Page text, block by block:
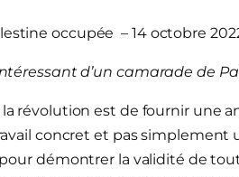
occupée – 14 octobre
d’un camarade de
révolution est de fournir une
concret et pas simplement
démontrer la validité de